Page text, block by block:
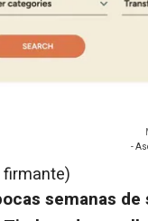
-
semanas